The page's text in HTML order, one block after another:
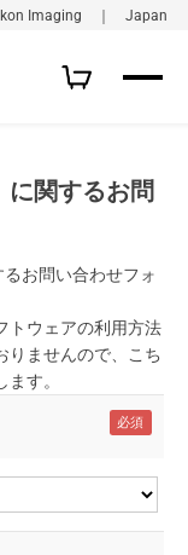
Imaging ｜ Japan
に関するお問
お問い合わせフォ
トウェアの利用方法
りませんので、こち
ます。